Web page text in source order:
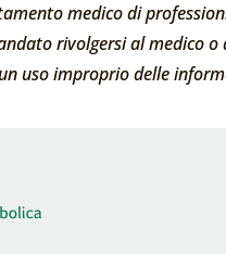
medico di
rivolgersi al medico
uso improprio delle